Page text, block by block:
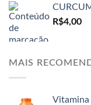
R$4,00
MAIS
Vitamina